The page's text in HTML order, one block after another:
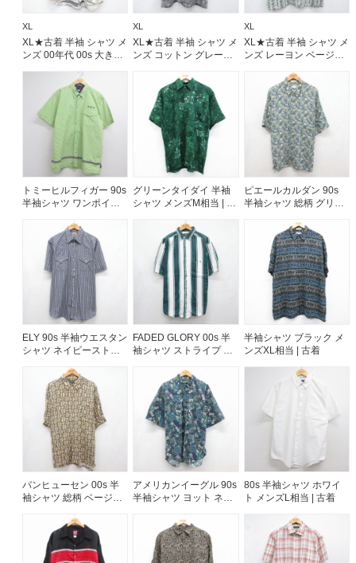
Youtube 古着屋Rush Out チャンネル
スタッフコーディネート
お客様の声
レビュー1万件突破
お気に入りリスト
会員登録
メルマガ登録
会社概要
店舗一覧
古着卸売
特定商取引法に基づく表示
プライバシーポリシー
XL
XL★古着 半袖 シャツ メ
ンズ 00年代 00s 大きい
ト【spe】 26aug03
XL
XL★古着 半袖 シャツ メ
ンズ コットン グレー
XL
XL★古着 半袖 シャツ メ
ンズ レーヨン ベージュ
トミーヒルフィガー 90s
半袖シャツ ワンポイン
ク メンズXL相当 | 古着
グリーンタイダイ 半袖
シャツ メンズM相当 | 古
ピエールカルダン 90s
半袖シャツ 総柄 グリー
ELY 90s 半袖ウエスタン
シャツ ネイビーストラ
FADED GLORY 00s 半
袖シャツ ストライプ ホ
半袖シャツ ブラック メ
ンズXL相当 | 古着
バンヒューセン 00s 半
袖シャツ 総柄 ベージュ
アメリカンイーグル 90s
半袖シャツ ヨット ネイ
80s 半袖シャツ ホワイ
ト メンズL相当 | 古着